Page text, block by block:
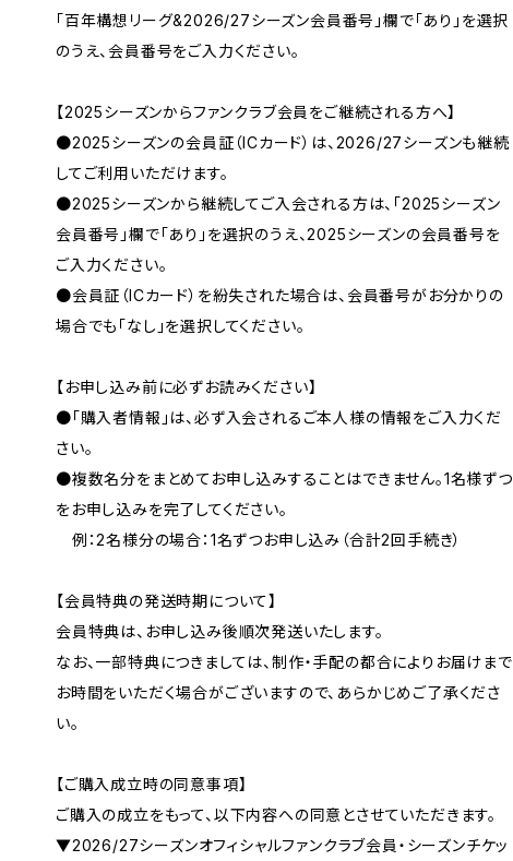
「百年構想リーグ&2026/27シーズン会員番号」欄で「あり」を選択
のうえ、会員番号をご入力ください。
【2025シーズンからファンクラブ会員をご継続される方へ】
●2025シーズンの会員証（ICカード）は、2026/27シーズンも継続
してご利用いただけます。
●2025シーズンから継続してご入会される方は、「2025シーズン
会員番号」欄で「あり」を選択のうえ、2025シーズンの会員番号を
ご入力ください。
●会員証（ICカード）を紛失された場合は、会員番号がお分かりの
場合でも「なし」を選択してください。
【お申し込み前に必ずお読みください】
●「購入者情報」は、必ず入会されるご本人様の情報をご入力くだ
さい。
●複数名分をまとめてお申し込みすることはできません。1名様ずつ
をお申し込みを完了してください。
例：2名様分の場合：1名ずつお申し込み（合計2回手続き）
【会員特典の発送時期について】
会員特典は、お申し込み後順次発送いたします。
なお、一部特典につきましては、制作・手配の都合によりお届けまで
お時間をいただく場合がございますので、あらかじめご了承くださ
い。
【ご購入成立時の同意事項】
ご購入の成立をもって、以下内容への同意とさせていただきます。
▼2026/27シーズンオフィシャルファンクラブ会員・シーズンチケッ